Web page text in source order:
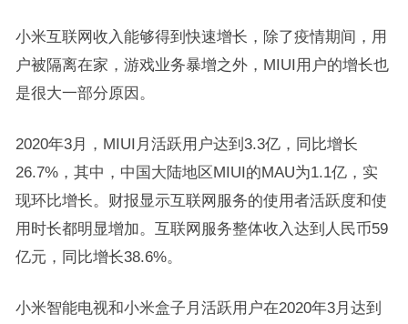
小米互联网收入能够得到快速增长，除了疫情期间，用
户被隔离在家，游戏业务暴增之外，MIUI用户的增长也
是很大一部分原因。
2020年3月，MIUI月活跃用户达到3.3亿，同比增长
26.7%，其中，中国大陆地区MIUI的MAU为1.1亿，实
现环比增长。财报显示互联网服务的使用者活跃度和使
用时长都明显增加。互联网服务整体收入达到人民币59
亿元，同比增长38.6%。
小米智能电视和小米盒子月活跃用户在2020年3月达到